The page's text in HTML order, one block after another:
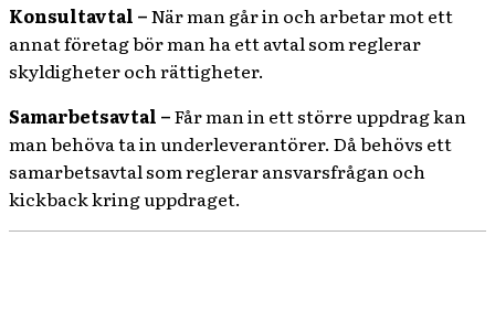
Konsultavtal –När man går in och arbetar mot ett
annat företag bör man ha ett avtal som reglerar
skyldigheter och rättigheter.
Samarbetsavtal –Får man in ett större uppdrag kan
man behöva ta in underleverantörer. Då behövs ett
samarbetsavtal som reglerar ansvarsfrågan och
kickback kring uppdraget.